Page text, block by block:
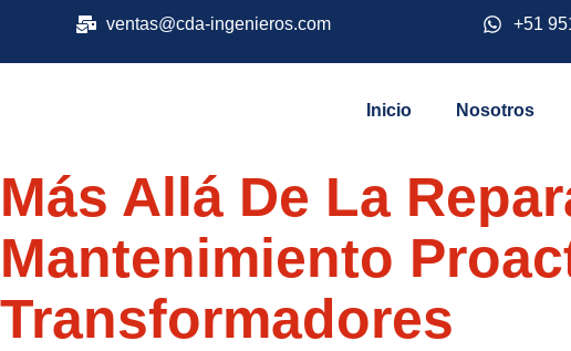
ventas@cda-ingenieros.com +51
Inicio Nosotros
Más Allá De La
Mantenimiento
Transformadores